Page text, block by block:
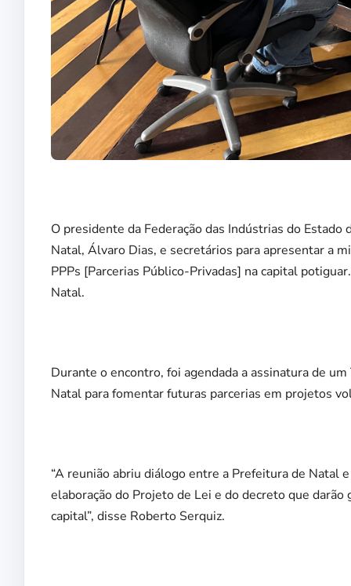
O presidente da Federação das Indústrias do
Natal, Álvaro Dias, e secretários para apresentar a
PPPs [Parcerias Público-Privadas] na capital
Natal.
Durante o encontro, foi agendada a assinatura de
Natal para fomentar futuras parcerias em projetos
“A reunião abriu diálogo entre a Prefeitura de Natal
elaboração do Projeto de Lei e do decreto que
capital”, disse Roberto Serquiz.